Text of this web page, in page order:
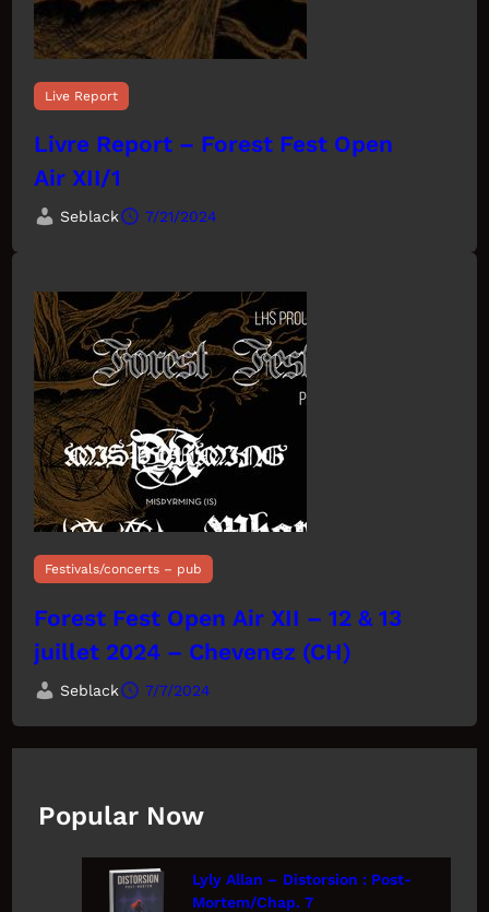
Live Report
Livre Report – Forest Fest Open
Air XII/1
Seblack 7/21/2024
Festivals/concerts – pub
Forest Fest Open Air XII – 12 & 13
juillet 2024 – Chevenez (CH)
Seblack 7/7/2024
Popular Now
Lyly Allan – Distorsion : Post-
Mortem/Chap. 7